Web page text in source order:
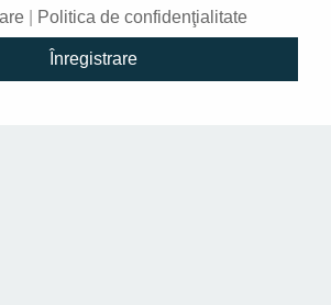
Politica de confidenţialitate
Înregistrare